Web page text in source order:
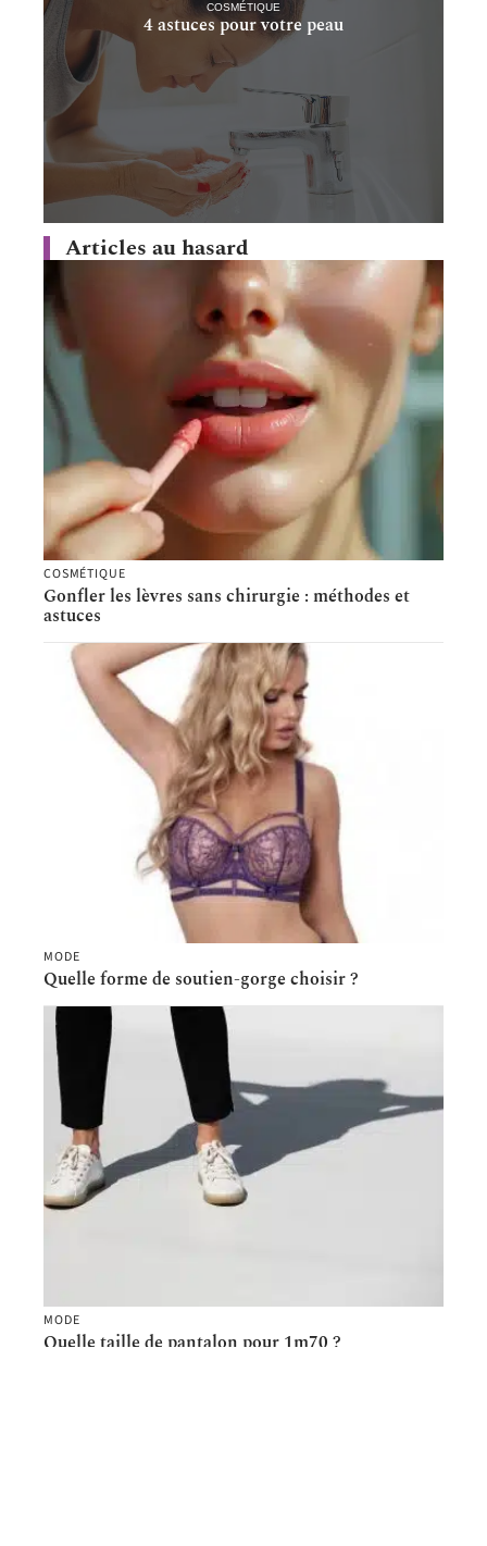
COSMÉTIQUE
4 astuces pour votre peau
Articles au hasard
COSMÉTIQUE
Gonfler les lèvres sans chirurgie : méthodes et
astuces
MODE
Quelle forme de soutien-gorge choisir ?
MODE
Quelle taille de pantalon pour 1m70 ?